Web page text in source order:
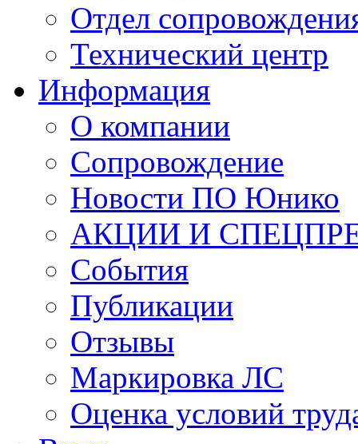
Отдел
Технический центр
Информация
О компании
Сопровождение
Новости ПО Юнико
АКЦИИ И
События
Публикации
Отзывы
Маркировка ЛС
Оценка условий